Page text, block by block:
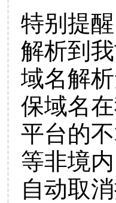
特别提
解析到
域名解
保域名
平台的
等非境
自动取